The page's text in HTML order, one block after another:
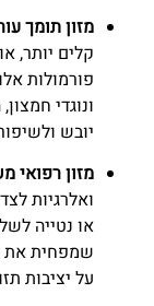
מזון תומך
קלים יותר,
פורמולות
ונוגדי
יובש
מזון רפואי
ואלרגיות
או נטייה
שמפחית את
על יציבות